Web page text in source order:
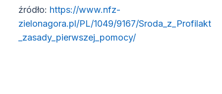
źródło: https://www.nfz-
zielonagora.pl/PL/1049/9167/
_zasady_pierwszej_pomocy/(otwiera się w